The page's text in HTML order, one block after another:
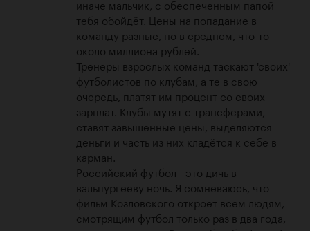
иначе мальчик, с обеспеченным папой
тебя обойдёт. Цены на попадание в
команду разные, но в среднем, что-то
около миллиона рублей.
Тренеры взрослых команд таскают 'своих'
футболистов по клубам, а те в свою
очередь, платят им процент со своих
зарплат. Клубы мутят с трансферами,
ставят завышенные цены, выделяются
деньги и часть из них кладётся к себе в
карман.
Российский футбол - это дичь в
вальпургееву ночь. Я сомневаюсь, что
фильм Козловского откроет всем людям,
смотрящим футбол только раз в два года,